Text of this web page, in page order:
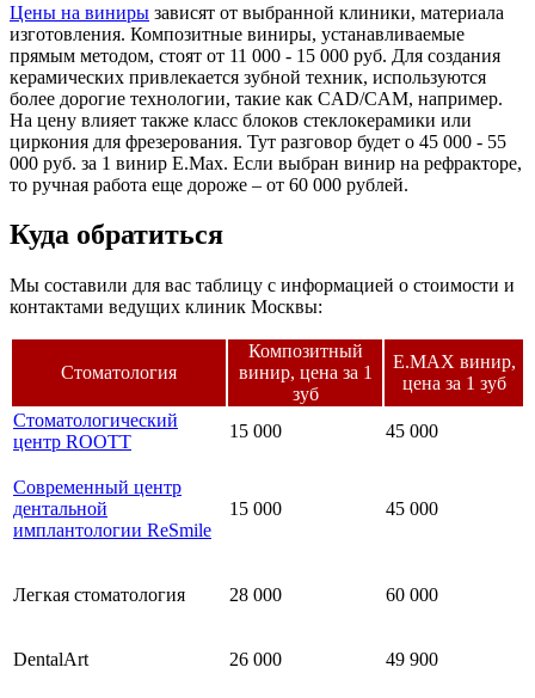
Цены на виниры зависят от выбранной клиники, материала
изготовления. Композитные виниры, устанавливаемые
прямым методом, стоят от 11 000 - 15 000 руб. Для создания
керамических привлекается зубной техник, используются
более дорогие технологии, такие как CAD/CAM, например.
На цену влияет также класс блоков стеклокерамики или
циркония для фрезерования. Тут разговор будет о 45 000 - 55
000 руб. за 1 винир E.Max. Если выбран винир на рефракторе,
то ручная работа еще дороже – от 60 000 рублей.
Куда обратиться
Мы составили для вас таблицу с информацией о стоимости и
контактами ведущих клиник Москвы:
Стоматология
Композитный
винир, цена за 1
зуб
E.MAX винир,
цена за 1 зуб
Стоматологический
центр ROOTT
15 000 45 000
Современный центр
дентальной
имплантологии ReSmile
15 000 45 000
Легкая стоматология 28 000 60 000
DentalArt 26 000 49 900